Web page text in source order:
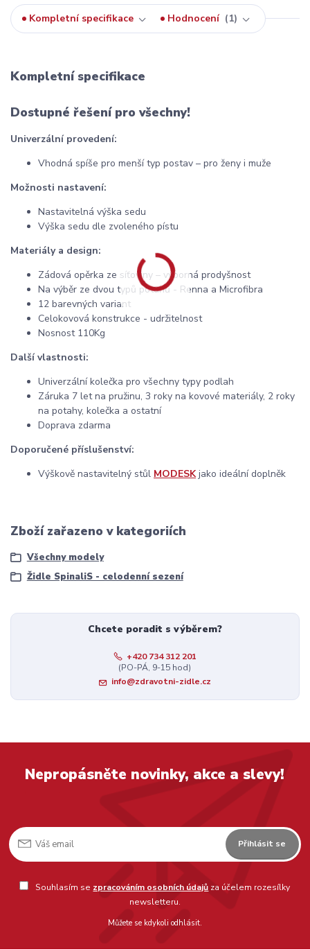
Kompletní specifikace Hodnocení 1
Kompletní specifikace
Dostupné řešení pro všechny!
Univerzální provedení:
Vhodná spíše pro menší typ postav – pro ženy i muže
Možnosti nastavení:
Nastavitelná výška sedu
Výška sedu dle zvoleného pístu
Materiály a design:
Zádová opěrka ze síťoviny – výborná prodyšnost
Na výběr ze dvou typů potahů - Renna a Microfibra
12 barevných variant
Celokovová konstrukce - udržitelnost
Nosnost 110Kg
Další vlastnosti:
Univerzální kolečka pro všechny typy podlah
Záruka 7 let na pružinu, 3 roky na kovové materiály, 2 roky
na potahy, kolečka a ostatní
Doprava zdarma
Doporučené příslušenství:
Výškově nastavitelný stůl MODESKjako ideální doplněk
Zboží zařazeno v kategoriích
Všechny modely
Židle SpinaliS - celodenní sezení
Chcete poradit s výběrem?
+420 734 312 201
(PO-PÁ, 9-15 hod)
info@zdravotni-zidle.cz
Nepropásněte novinky, akce a slevy!
Přihlásit se
Souhlasím se zpracováním osobních údajů za účelem rozesílky
newsletteru.
Můžete se kdykoli odhlásit.